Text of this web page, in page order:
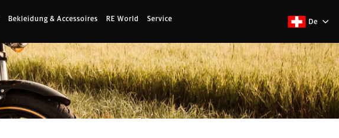
Bekleidung & Accessoires RE World Service De